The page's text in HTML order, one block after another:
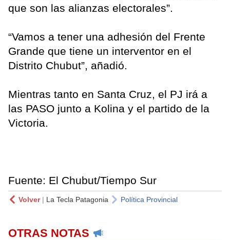
que son las alianzas electorales”.
“Vamos a tener una adhesión del Frente
Grande que tiene un interventor en el
Distrito Chubut”, añadió.
Mientras tanto en Santa Cruz, el PJ irá a
las PASO junto a Kolina y el partido de la
Victoria.
Fuente: El Chubut/Tiempo Sur
Volver| La Tecla Patagonia Política Provincial
OTRAS NOTAS